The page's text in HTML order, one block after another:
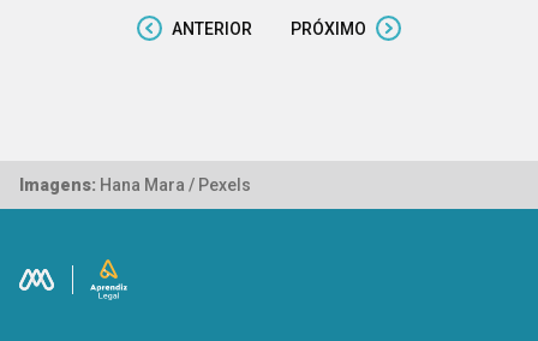
ANTERIOR PRÓXIMO
Imagens: Hana Mara / Pexels